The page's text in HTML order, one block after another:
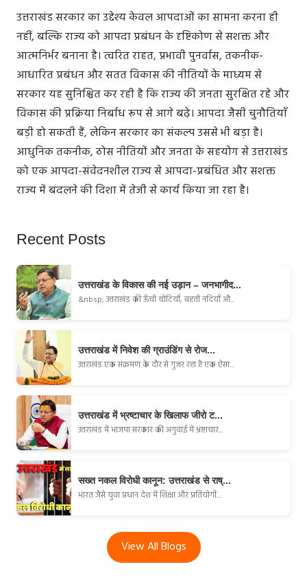
उत्तराखंड सरकार का उद्देश्य केवल आपदाओं का सामना करना ही
नहीं, बल्कि राज्य को आपदा प्रबंधन के दृष्टिकोण से सशक्त और
आत्मनिर्भर बनाना है। त्वरित राहत, प्रभावी पुनर्वास, तकनीक-
आधारित प्रबंधन और सतत विकास की नीतियों के माध्यम से
सरकार यह सुनिश्चित कर रही है कि राज्य की जनता सुरक्षित रहे और
विकास की प्रक्रिया निर्बाध रूप से आगे बढ़े। आपदा जैसी चुनौतियाँ
बड़ी हो सकती हैं, लेकिन सरकार का संकल्प उससे भी बड़ा है।
आधुनिक तकनीक, ठोस नीतियों और जनता के सहयोग से उत्तराखंड
को एक आपदा-संवेदनशील राज्य से आपदा-प्रबंधित और सशक्त
राज्य में बदलने की दिशा में तेजी से कार्य किया जा रहा है।
Recent Posts
उत्तराखंड के विकास की नई उड़ान – जनभागीद...
&nbsp; उत्तराखंड की ऊँची चोटियाँ, बहती नदियाँ औ...
उत्तराखंड में निवेश की ग्राउंडिंग से रोज...
उत्तराखंड एक संक्रमण के दौर से गुजर रहा है एक ऐसा...
उत्तराखंड में भ्रष्टाचार के खिलाफ जीरो ट...
उत्तराखंड में भाजपा सरकार की अगुवाई में भ्रष्टाचार...
सख्त नकल विरोधी कानून: उत्तराखंड से राष्...
भारत जैसे युवा प्रधान देश में शिक्षा और प्रतियोगी...
View All Blogs